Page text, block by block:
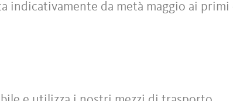
indicativamente da metà maggio ai primi